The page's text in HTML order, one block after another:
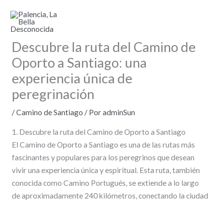
contenido
Descubre la ruta del Camino de
Oporto a Santiago: una
experiencia única de
peregrinación
/Camino de Santiago / PoradminSun
1. Descubre la ruta del Camino de Oporto a Santiago
El Camino de Oporto a Santiago es una de las rutas más
fascinantes y populares para los peregrinos que desean
vivir una experiencia única y espiritual. Esta ruta, también
conocida como Camino Portugués, se extiende a lo largo
de aproximadamente 240 kilómetros, conectando la ciudad